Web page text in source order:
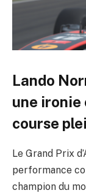
Lando
une ironie
course
Le Grand Prix
performance
champion du